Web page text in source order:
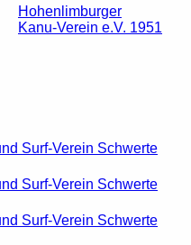
Hohenlimburger
Kanu-Verein e.V. 1951
Surf-Verein Schwerte
Surf-Verein Schwerte
Surf-Verein Schwerte